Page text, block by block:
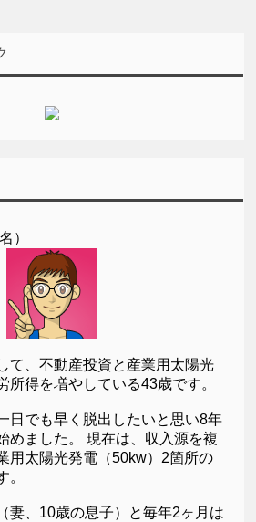
）
て、不動産投資と産業用太陽光
所得を増やしている43歳です。
日でも早く脱出したいと思い8年
めました。 現在は、収入源を複
用太陽光発電（50kw）2箇所の
。
妻、10歳の息子）と毎年2ヶ月は